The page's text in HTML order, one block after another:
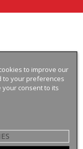
to improve our
to your preferences
consent to its